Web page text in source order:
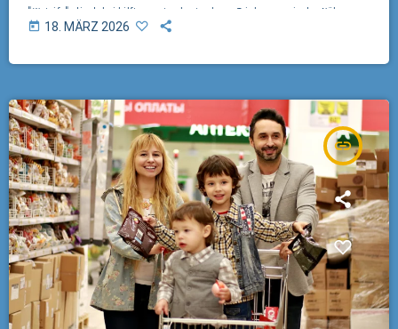
"Watrify", die dabei hilft, spontan kostenloses Trinkwasser in der Nähe aus
Trinkbrunnen, Wasserspendern und Quellen zu finden. Die "Watrify"-App gibt
today 18. MÄRZ 2026
insert_link